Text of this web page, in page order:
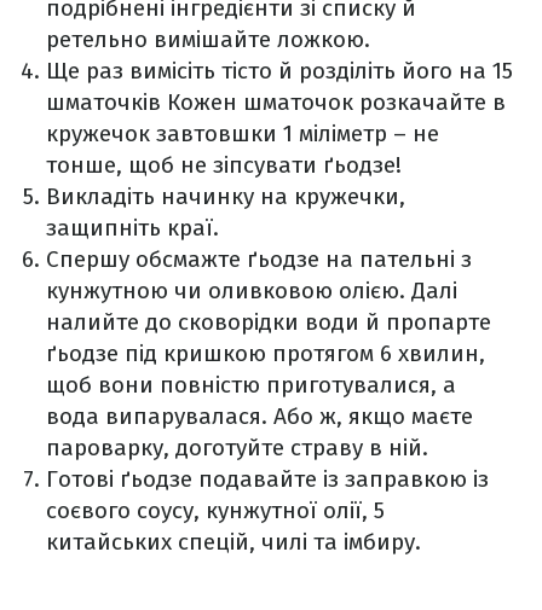
подрібнені інгредієнти зі списку й
ретельно вимішайте ложкою.
Ще раз вимісіть тісто й розділіть його на 15
шматочків Кожен шматочок розкачайте в
кружечок завтовшки 1 міліметр – не
тонше, щоб не зіпсувати ґьодзе!
Викладіть начинку на кружечки,
защипніть краї.
Спершу обсмажте ґьодзе на пательні з
кунжутною чи оливковою олією. Далі
налийте до сковорідки води й пропарте
ґьодзе під кришкою протягом 6 хвилин,
щоб вони повністю приготувалися, а
вода випарувалася. Або ж, якщо маєте
пароварку, доготуйте страву в ній.
Готові ґьодзе подавайте із заправкою із
соєвого соусу, кунжутної олії, 5
китайських спецій, чилі та імбиру.